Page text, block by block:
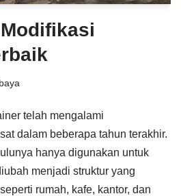
telah mengalami
dalam beberapa tahun terakhir.
hanya digunakan untuk
menjadi struktur yang
rumah, kafe, kantor, dan